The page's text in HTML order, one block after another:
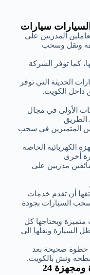
سيارات
المدربين على
ونقل وسحب
كما توفر الشركة
الحديثة التي توفر
داخل الكويت.
الأولى في مجال
المتميزين في سحب
الكهربائية الخاصة
أخرى
مدربين على
أن تقدم خدمات
السيارات بجودة
ويحتاجها كل
السيارة ونقلها الى
خطوة صحيحة بعد
سطحه ونش بالكويت.
سيارات ونش وسطحه معدة ومجهزة 24